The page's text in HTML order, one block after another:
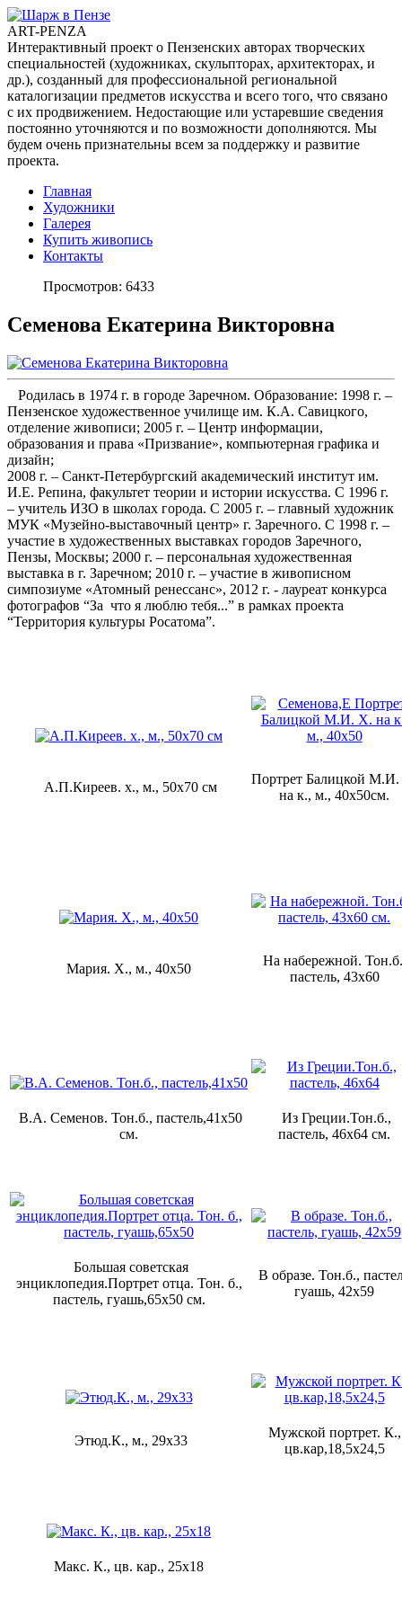
ART-PENZA
Интерактивный проект о Пензенских авторах творческих
специальностей (художниках, скульпторах, архитекторах, и
др.), созданный для профессиональной региональной
каталогизации предметов искусства и всего того, что связано
с их продвижением. Недостающие или устаревшие сведения
постоянно уточняются и по возможности дополняются. Мы
будем очень признательны всем за поддержку и развитие
проекта.
Главная
Художники
Галерея
Купить живопись
Контакты
Просмотров: 6433
Семенова Екатерина Викторовна
Родилась в 1974 г. в городе Заречном. Образование: 1998 г. –
Пензенское художественное училище им. К.А. Савицкого,
отделение живописи; 2005 г. – Центр информации,
образования и права «Призвание», компьютерная графика и
дизайн;
2008 г. – Санкт-Петербургский академический институт им.
И.Е. Репина, факультет теории и истории искусства. С 1996 г.
– учитель ИЗО в школах города. С 2005 г. – главный художник
МУК «Музейно-выставочный центр» г. Заречного. С 1998 г. –
участие в художественных выставках городов Заречного,
Пензы, Москвы; 2000 г. – персональная художественная
выставка в г. Заречном; 2010 г. – участие в живописном
симпозиуме «Атомный ренессанс», 2012 г. - лауреат конкурса
фотографов “За что я люблю тебя...” в рамках проекта
“Территория культуры Росатома”.
А.П.Киреев. х., м., 50х70 см
Портрет Балицкой
на к., м., 40х50см.
Мария. Х., м., 40х50
На набережной.
пастель, 43х60
В.А. Семенов. Тон.б., пастель,41х50
см.
Из Греции.Тон.б.,
пастель, 46х64 см.
Большая советская
энциклопедия.Портрет отца. Тон. б.,
пастель, гуашь,65х50 см.
В образе. Тон.б.,
гуашь, 42х59
Этюд.К., м., 29х33
Мужской портрет. К.,
цв.кар,18,5х24,5
Макс. К., цв. кар., 25х18